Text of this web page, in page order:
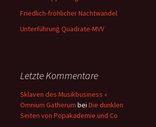
Friedlich-fröhlicher Nachtwandel
Unterführung Quadrate-MVV
Letzte Kommentare
Sklaven des Musikbusiness «
Omnium Gatherum bei Die dunklen
Seiten von Popakademie und Co